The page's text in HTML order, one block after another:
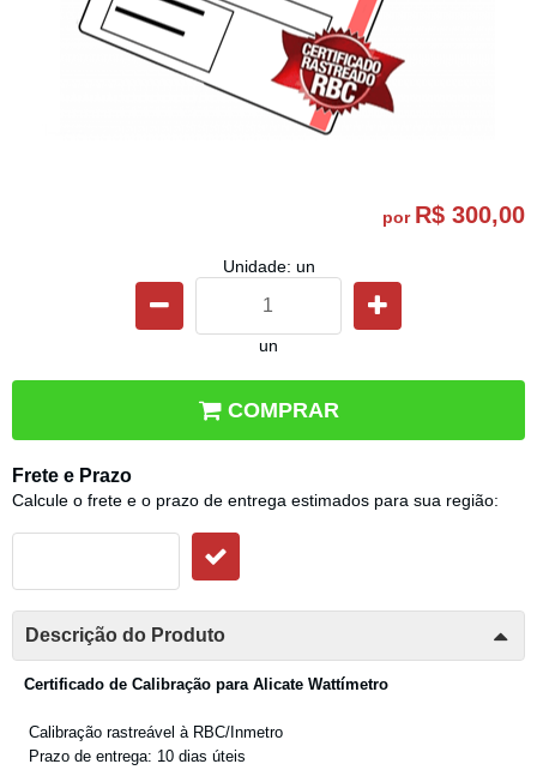
por R$ 300,00
Unidade: un
un
COMPRAR
Frete e Prazo
Calcule o frete e o prazo de entrega estimados para sua região:
Descrição do Produto
Certificado de Calibração para Alicate Wattímetro
Calibração rastreável à RBC/Inmetro
Prazo de entrega: 10 dias úteis